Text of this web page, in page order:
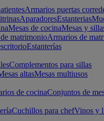
Armarios puertas
AparadoresEstanterias
Mesas de cocinaMesas y
matrimonioArmarios de
Estanterías
Complementos para sillas
altasMesas multiusos
de cocinaConjuntos de
Cuchillos para chefVinos y